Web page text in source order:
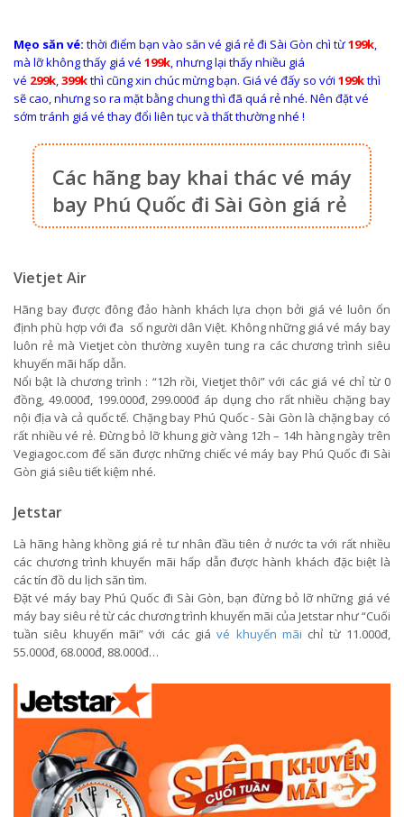
Mẹo săn vé: thời điểm bạn vào săn vé giá rẻ đi Sài Gòn chì từ199k,
mà lỡ không thấy giá vé 199k, nhưng lại thấy nhiều giá
vé 299k,399kthì cũng xin chúc mừng bạn. Giá vé đấy so với 199kthì
sẽ cao, nhưng so ra mặt bằng chung thì đã quá rẻ nhé. Nên đặt vé
sớm tránh giá vé thay đổi liên tục và thất thường nhé !
Các hãng bay khai thác vé máy
bay Phú Quốc đi Sài Gòn giá rẻ
Vietjet Air
Hãng bay được đông đảo hành khách lựa chọn bởi giá vé luôn ổn
định phù hợp với đa số người dân Việt. Không những giá vé máy bay
luôn rẻ mà Vietjet còn thường xuyên tung ra các chương trình siêu
khuyến mãi hấp dẫn.
Nổi bật là chương trình : “12h rồi, Vietjet thôi” với các giá vé chỉ từ 0
đồng, 49.000đ, 199.000đ, 299.000đ áp dụng cho rất nhiều chặng bay
nội địa và cả quốc tế. Chặng bay Phú Quốc - Sài Gòn là chặng bay có
rất nhiều vé rẻ. Đừng bỏ lỡ khung giờ vàng 12h – 14h hàng ngày trên
Vegiagoc.com để săn được những chiếc vé máy bay Phú Quốc đi Sài
Gòn giá siêu tiết kiệm nhé.
Jetstar
Là hãng hàng khồng giá rẻ tư nhân đầu tiên ở nước ta với rất nhiều
các chương trình khuyến mãi hấp dẫn được hành khách đặc biệt là
các tín đồ du lịch săn tìm.
Đặt vé máy bay Phú Quốc đi Sài Gòn, bạn đừng bỏ lỡ những giá vé
máy bay siêu rẻ từ các chương trình khuyến mãi của Jetstar như “Cuối
tuần siêu khuyến mãi” với các giávé khuyến mãi chỉ từ 11.000đ,
55.000đ, 68.000đ, 88.000đ…